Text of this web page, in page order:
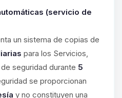
(servicio de
un sistema de copias de
para los Servicios,
seguridad durante 5
se proporcionan
y no constituyen una